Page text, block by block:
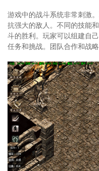
游戏中的战斗系统非常刺激
抗强大的敌人。不同的技能
斗的胜利。玩家可以组建自
任务和挑战。团队合作和战